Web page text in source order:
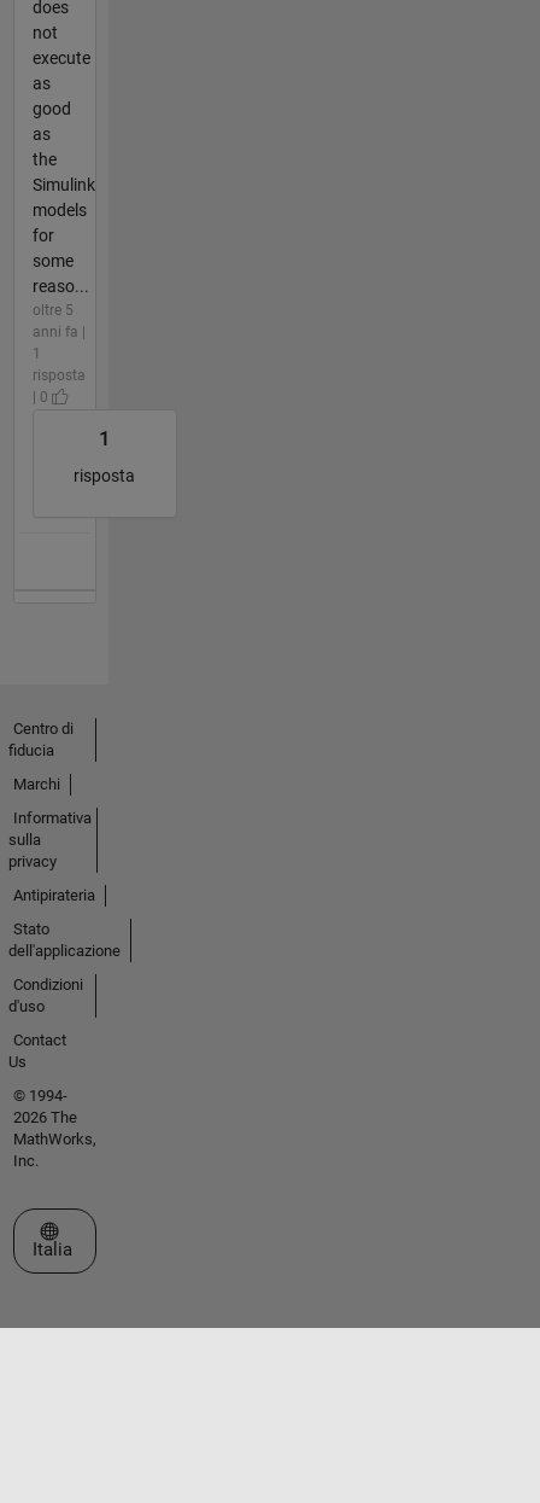
does
not
execute
as
good
as
the
Simulink
models
for
some
reaso...
oltre 5
anni fa |
1
risposta
| 0
1
risposta
Centro di
fiducia
Marchi
Informativa
sulla
privacy
Antipirateria
Stato
dell'applicazione
Condizioni
d'uso
Contact
Us
© 1994-
2026 The
MathWorks,
Inc.
Seleziona un sito web
Italia